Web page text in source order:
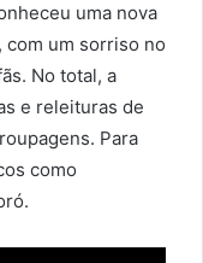
uma nova
com um sorriso no
No total, a
e releituras de
Para
como